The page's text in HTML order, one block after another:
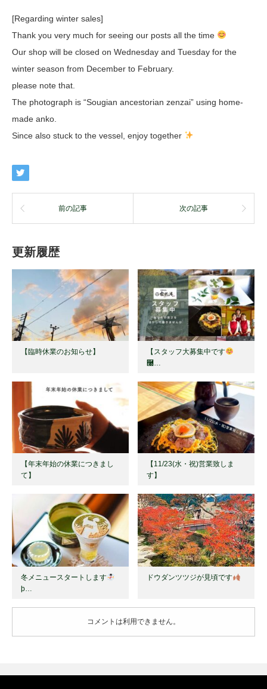
[Regarding winter sales]
Thank you very much for seeing our posts all the time
Our shop will be closed on Wednesday and Tuesday for the
winter season from December to February.
please note that.
The photograph is “Sougian ancestorian zenzai” using home-
made anko.
Since also stuck to the vessel, enjoy together
前の記事 次の記事
更新履歴
【臨時休業のお知らせ】
【スタッフ大募集中です
࿠…
【年末年始の休業につきまし
て】
【11/23(水・祝)営業致しま
す】
冬メニュースタートします
þ…
ドウダンツツジが見頃です
コメントは利用できません。